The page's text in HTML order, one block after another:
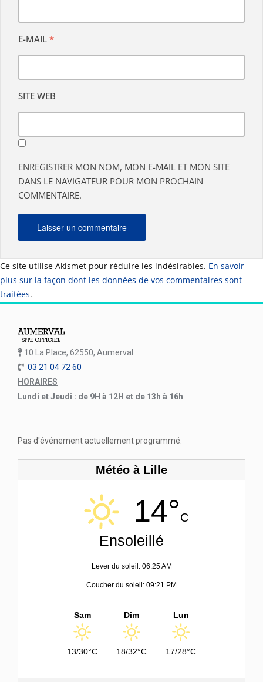
E-MAIL *
SITE WEB
ENREGISTRER MON NOM, MON E-MAIL ET MON SITE
DANS LE NAVIGATEUR POUR MON PROCHAIN
COMMENTAIRE.
Ce site utilise Akismet pour réduire les indésirables. En savoir
plus sur la façon dont les données de vos commentaires sont
traitées.
10 La Place, 62550, Aumerval
03 21 04 72 60
HORAIRES
Lundi et Jeudi : de 9H à 12H et de 13h à 16h
Pas d'événement actuellement programmé.
Météo à Lille
14°C
Ensoleillé
Lever du soleil: 06:25 AM
Coucher du soleil: 09:21 PM
Sam
13/30°C
Dim
18/32°C
Lun
17/28°C